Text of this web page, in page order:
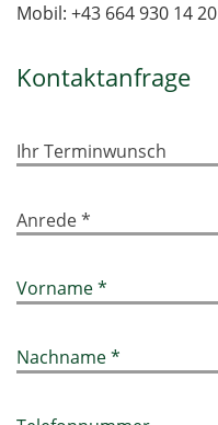
Mobil: +43 664 930 14 20
Kontaktanfrage
Ihr Terminwunsch
Anrede *
Vorname *
Nachname *